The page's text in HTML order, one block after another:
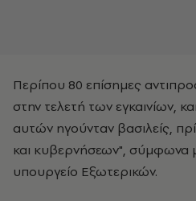
Περίπου 80 επίσημες
στην τελετή των εγκαινίων,
αυτών ηγούνταν βασιλείς,
και κυβερνήσεων", σύμφωνα
υπουργείο Εξωτερικών.